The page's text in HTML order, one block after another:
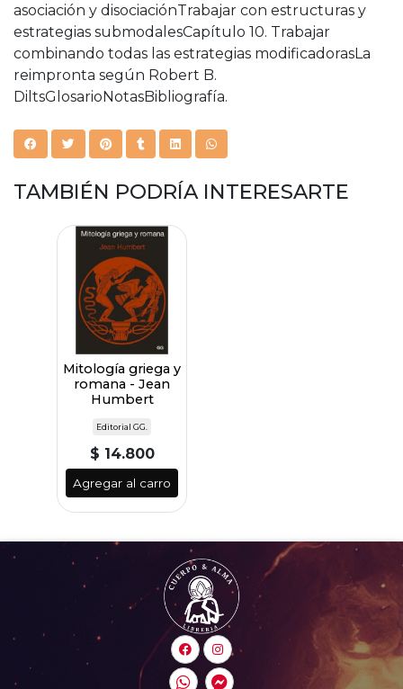
asociación y disociaciónTrabajar con estructuras y
estrategias submodalesCapítulo 10. Trabajar
combinando todas las estrategias modificadorasLa
reimpronta según Robert B.
DiltsGlosarioNotasBibliografía.
TAMBIÉN PODRÍA INTERESARTE
Mitología griega y
romana - Jean
Humbert
Editorial GG.
$ 14.800
Agregar al carro